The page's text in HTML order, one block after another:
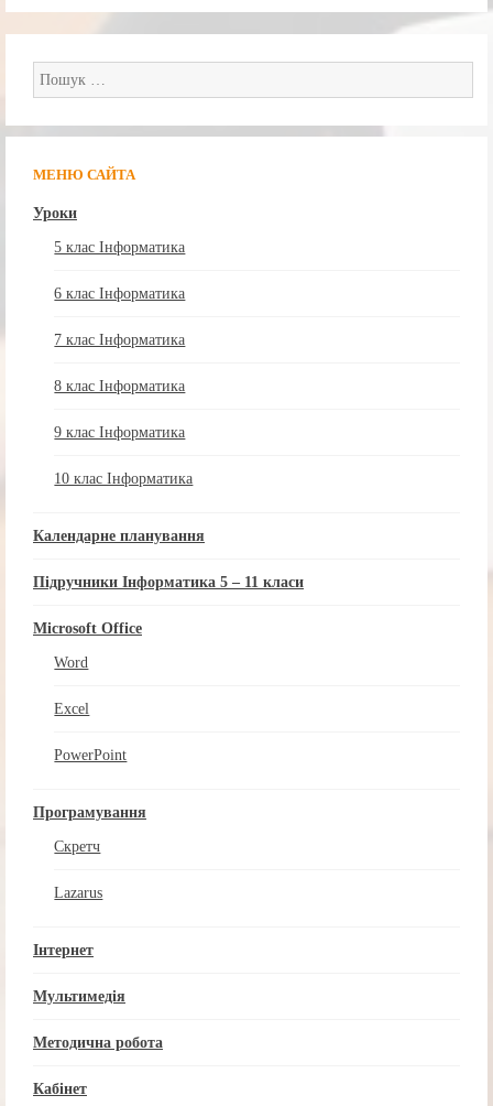
Пошук:
МЕНЮ САЙТА
Уроки
5 клас Інформатика
6 клас Інформатика
7 клас Інформатика
8 клас Інформатика
9 клас Інформатика
10 клас Інформатика
Календарне планування
Підручники Інформатика 5 – 11 класи
Microsoft Office
Word
Excel
PowerPoint
Програмування
Скретч
Lazarus
Інтернет
Мультимедія
Методична робота
Кабінет